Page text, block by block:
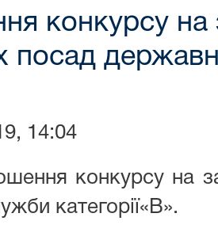
конкурсу на
посад
14:04
конкурсу на
категорії«В».